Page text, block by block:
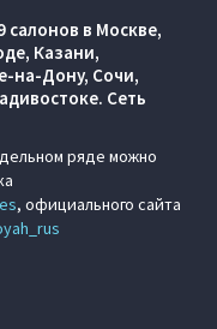
салонов в Москве,
Казани,
на-Дону, Сочи,
Сеть
ряде можно
, официального сайта